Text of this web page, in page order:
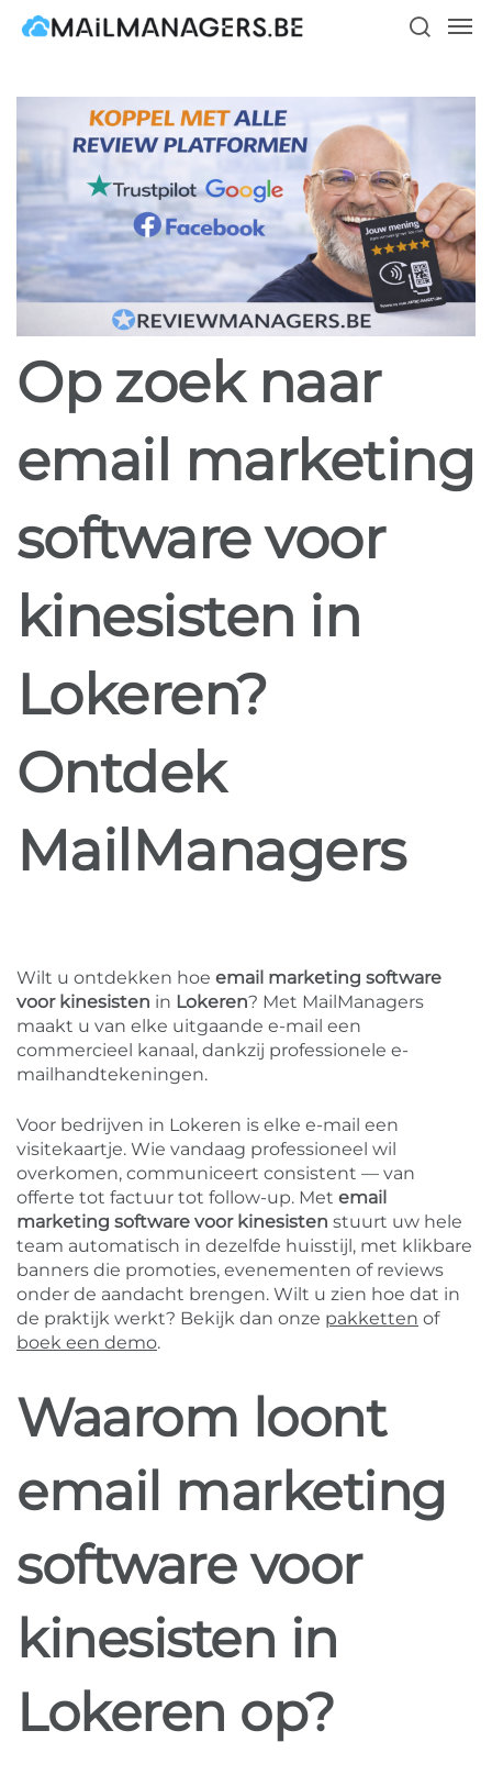
Skip
Op zoek naar
email marketing
software voor
kinesisten in
Lokeren?
Ontdek
MailManagers
Wilt u ontdekken hoe email marketing software
voor kinesisten in Lokeren? Met MailManagers
maakt u van elke uitgaande e-mail een
commercieel kanaal, dankzij professionele e-
mailhandtekeningen.
Voor bedrijven in Lokeren is elke e-mail een
visitekaartje. Wie vandaag professioneel wil
overkomen, communiceert consistent — van
offerte tot factuur tot follow-up. Met email
marketing software voor kinesisten stuurt uw hele
team automatisch in dezelfde huisstijl, met klikbare
banners die promoties, evenementen of reviews
onder de aandacht brengen. Wilt u zien hoe dat in
de praktijk werkt? Bekijk dan onze pakketten of
boek een demo.
Waarom loont
email marketing
software voor
kinesisten in
Lokeren op?